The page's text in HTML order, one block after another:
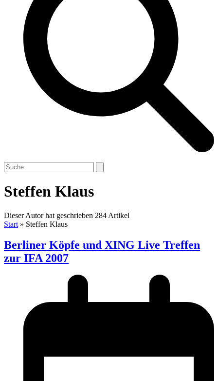
Open
mobile
Close
mobile
Search
Steffen Klaus
Dieser Autor hat geschrieben 284 Artikel
Start » Steffen Klaus
Berliner Köpfe und XING Live Treffen
zur IFA 2007